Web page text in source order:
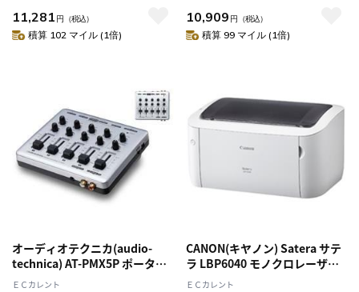
11,281 円 （税込）
積算 102 マイル (1倍)
10,909 円 （税込）
積算 99 マイル (1倍)
オーディオテクニカ(audio-
technica) AT-PMX5P ポータブ
ルマルチミキサー
ＥＣカレント
CANON(キヤノン) Satera サテ
ラ LBP6040 モノクロレーザー
プリンター A4対応
ＥＣカレント